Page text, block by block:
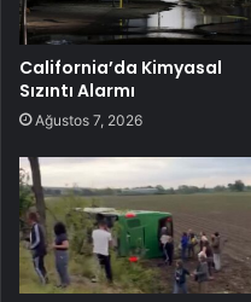
California’da Kimyasal
Sızıntı Alarmı
Ağustos 7, 2026